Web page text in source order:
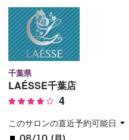
千葉県
LAÉSSE千葉店
4
このサロンの直近予約可能日
08/10 (月)